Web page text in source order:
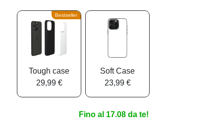
Bestseller
Tough case
29,99 €
Soft Case
23,99 €
Fino al 17.08 da te!